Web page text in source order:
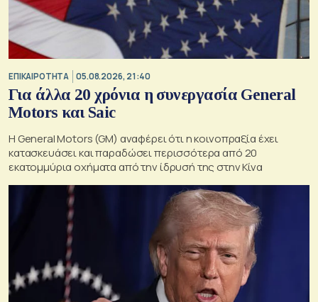
ΕΠΙΚΑΙΡΟΤΗΤΑ 05.08.2026, 21:40
Για άλλα 20 χρόνια η συνεργασία General
Motors και Saic
Η General Motors (GM) αναφέρει ότι η κοινοπραξία έχει
κατασκευάσει και παραδώσει περισσότερα από 20
εκατομμύρια οχήματα από την ίδρυσή της στην Κίνα